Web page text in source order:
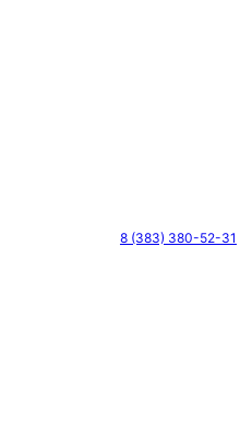
8 (383) 380-52-31